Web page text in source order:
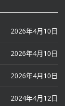
2026年4月10日
2026年4月10日
2026年4月10日
2024年4月12日